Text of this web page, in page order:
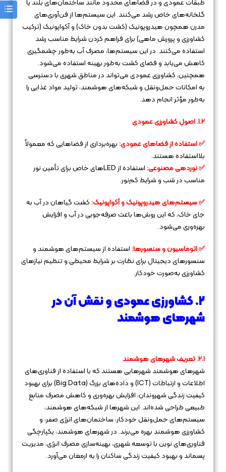
طبقات عمودی و در فضاهای محدود مانند ساختمان‌های بلند یا
گلخانه‌های خاص رشد می‌کنند. این سیستم‌ها از فن‌آوری‌های
مدرن همچون هیدروپونیک (کشت بدون خاک) و آکواپونیک (ترکیب
کشاورزی و پرورش ماهی) برای فراهم کردن شرایط مناسب رشد
استفاده می‌کنند. در این سیستم‌ها، مصرف آب به‌طور چشمگیری
کاهش می‌یابد و فضای کشت به‌طور بهینه استفاده می‌شود.
همچنین، کشاورزی عمودی می‌تواند در مناطق شهری با دسترسی
به امکانات حمل‌ونقل و شبکه‌های هوشمند، تولید مواد غذایی را
به‌طور مؤثر انجام دهد.
۱.۲. اصول کشاورزی عمودی
✅ استفاده از فضاهای عمودی:بهره‌برداری از فضاهایی که معمولاً
بلااستفاده هستند.
✅ نوردهی مصنوعی:
استفاده از LEDهای خاص برای تأمین نور
مناسب در شب و شرایط کم‌نور.
✅ سیستم‌های هیدروپونیک و آکواپونیک:کشت گیاهان در آب به
جای خاک، که این روش‌ها باعث صرفه‌جویی در آب و افزایش
بهره‌وری می‌شود.
✅ اتوماسیون و سنسورها:استفاده از سیستم‌های هوشمند و
سنسورهای دیجیتال برای نظارت بر شرایط محیطی و تنظیم نیازهای
کشاورزی به‌صورت خودکار.
۲. کشاورزی عمودی و نقش آن در
شهرهای هوشمند
۲.۱. تعریف شهرهای هوشمند
شهرهای هوشمند شهرهایی هستند که با استفاده از فناوری‌های
اطلاعات و ارتباطات (ICT) و داده‌های بزرگ (Big Data) برای بهبود
کیفیت زندگی شهروندان، افزایش بهره‌وری و کاهش مصرف منابع
طبیعی طراحی شده‌اند. این شهرها از شبکه‌های هوشمند،
سیستم‌های حمل‌ونقل خودکار، ساختمان‌های انرژی صفر، و
کشاورزی هوشمند بهره می‌برند. در شهرهای هوشمند، یکپارچگی
فناوری‌های نوین با توسعه شهری، بهینه‌سازی مصرف انرژی، مدیریت
پسماند و بهبود کیفیت زندگی ساکنان را به ارمغان می‌آورد.